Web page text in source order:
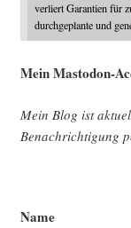
verliert Garantien für
durchgeplante und
Mein Mast­o­don-
Mein Blog ist
Benach­rich­ti­gung
Name